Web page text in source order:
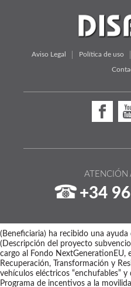
Aviso Legal Política de uso
ATENCIÓN
+34
(Beneficiaria) ha recibido una
(Descripción del proyecto
cargo al Fondo NextGenerationEU,
Recuperación, Transformación y
vehículos eléctricos “enchufables”
Programa de incentivos a la